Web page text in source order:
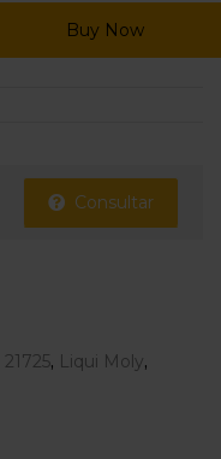
Buy Now
Consultar
21725, Liqui Moly,